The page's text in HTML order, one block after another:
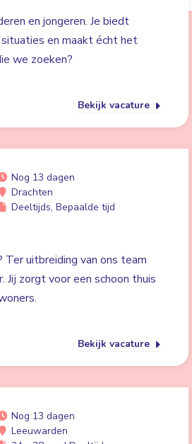
en jongeren. Je biedt
en maakt écht het
we zoeken?
Bekijk vacature
Nog 13 dagen
Drachten
Deeltijds, Bepaalde tijd
Ter uitbreiding van ons team
Jij zorgt voor een schoon thuis
Bekijk vacature
Nog 13 dagen
Leeuwarden